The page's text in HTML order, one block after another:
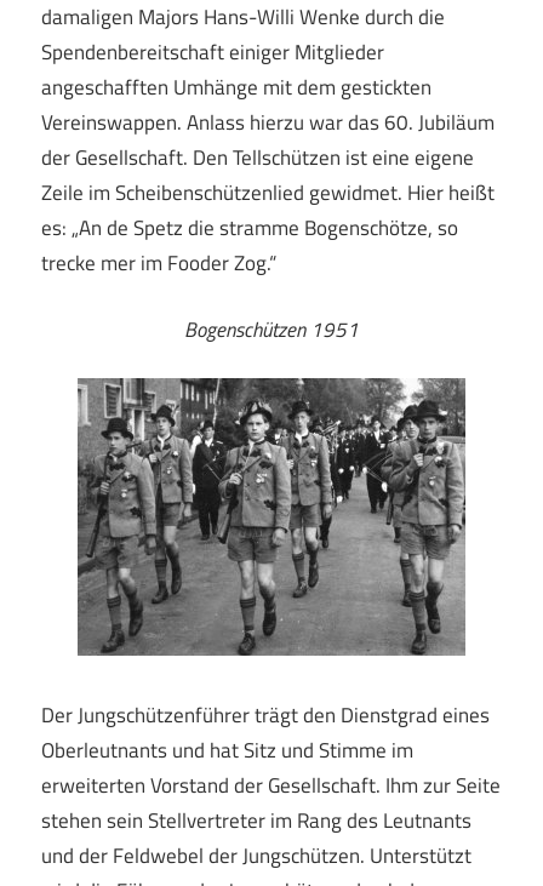
damaligen Majors Hans-Willi Wenke durch die
Spendenbereitschaft einiger Mitglieder
angeschafften Umhänge mit dem gestickten
Vereinswappen. Anlass hierzu war das 60. Jubiläum
der Gesellschaft. Den Tellschützen ist eine eigene
Zeile im Scheibenschützenlied gewidmet. Hier heißt
es: „An de Spetz die stramme Bogenschötze, so
trecke mer im Fooder Zog.“
Bogenschützen 1951
Der Jungschützenführer trägt den Dienstgrad eines
Oberleutnants und hat Sitz und Stimme im
erweiterten Vorstand der Gesellschaft. Ihm zur Seite
stehen sein Stellvertreter im Rang des Leutnants
und der Feldwebel der Jungschützen. Unterstützt